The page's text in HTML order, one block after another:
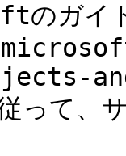
のガイ
て、